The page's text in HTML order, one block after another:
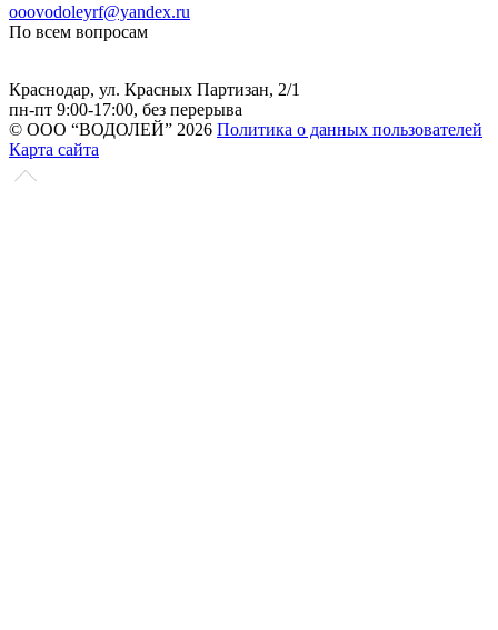
ooovodoleyrf@yandex.ru
По всем вопросам
Краснодар, ул. Красных Партизан, 2/1
пн-пт 9:00-17:00, без перерыва
© ООО “ВОДОЛЕЙ” 2026 Политика о данных пользователей
Карта сайта